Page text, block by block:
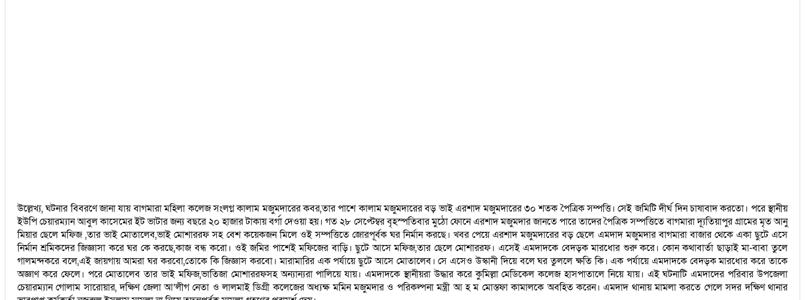
উল্লেখ্য, ঘটনার বিবরণে জানা যায় বাগমারা মহিলা কলেজ সংলগ্ন কালাম মজুমদারের কবর,তার পাশে কালাম মজুমদারের বড় ভাই এরশাদ মজুমদারের ৩০ শতক পৈত্রিক সম্পত্তি। সেই জমিটি দীর্ঘ দিন চাষাবাদ করতো। পরে স্থানীয়
ইউপি চেয়ারম্যান আবুল কাসেমের ইট ভাটার জন্য বছরে ২০ হাজার টাকায় বর্গা দেওয়া হয়। গত ২৮ সেপ্টেম্বর বৃহস্পতিবার মুঠো ফোনে এরশাদ মজুমদার জানতে পারে তাদের পৈত্রিক সম্পত্তিতে বাগমারা দ্যূতিয়াপুর গ্রামের মৃত আনু
মিয়ার ছেলে মফিজ ,তার ভাই মোতালেব,ভাই মোশাররফ সহ বেশ কয়েকজন মিলে ওই সম্পত্তিতে জোরপূর্বক ঘর নির্মান করছে। খবর পেয়ে এরশাদ মজুমদারের বড় ছেলে এমদাদ মজুমদার বাগমারা বাজার থেকে একা ছুটে এসে
নির্মান শ্রমিকদের জিজ্ঞাসা করে ঘর কে করছে,কাজ বন্ধ করো। ওই জমির পাশেই মফিজের বাড়ি। ছুটে আসে মফিজ,তার ছেলে মোশাররফ। এসেই এমদাদকে বেদড়ক মারধোর শুরু করে। কোন কথাবার্তা ছাড়াই মা-বাবা তুলে
গালমন্দকরে বলে,এই জায়গায় আমরা ঘর করবো,তোকে কি জিজ্ঞাস করবো। মারামারির এক পর্যায়ে ছুটে আসে মোতালেব। সে এসেও উস্কানী দিয়ে বলে ঘর তুললে ক্ষতি কি। এক পর্যায়ে এমদাদকে বেদড়ক মারধোর করে তাকে
অজ্ঞাণ করে ফেলে। পরে মোতালেব তার ভাই মফিজ,ভাতিজা মোশাররফসহ অন্যান্যরা পালিয়ে যায়। এমদাদকে স্থানীয়রা উদ্ধার করে কুমিল্লা মেডিকেল কলেজ হাসপাতালে নিয়ে যায়। এই ঘটনাটি এমদাদের পরিবার উপজেলা
চেয়ারম্যান গোলাম সারোয়ার, দক্ষিণ জেলা আ’লীগ নেতা ও লালমাই ডিগ্রী কলেজের অধ্যক্ষ মমিন মজুমদার ও পরিকল্পনা মন্ত্রী আ হ ম মোস্তফা কামালকে অবহিত করেন। এমদাদ থানায় মামলা করতে গেলে সদর দক্ষিণ থানার